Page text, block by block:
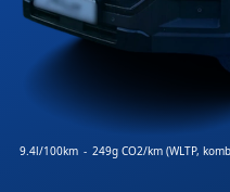
9.4l/100km - 249g CO2/km (WLTP,